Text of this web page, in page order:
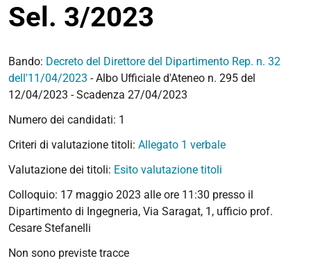
Sel. 3/2023
Bando: Decreto del Direttore del Dipartimento Rep. n. 32
dell'11/04/2023 - Albo Ufficiale d'Ateneo n. 295 del
12/04/2023 - Scadenza 27/04/2023
Numero dei candidati: 1
Criteri di valutazione titoli: Allegato 1 verbale
Valutazione dei titoli: Esito valutazione titoli
Colloquio: 17 maggio 2023 alle ore 11:30 presso il
Dipartimento di Ingegneria, Via Saragat, 1, ufficio prof.
Cesare Stefanelli
Non sono previste tracce